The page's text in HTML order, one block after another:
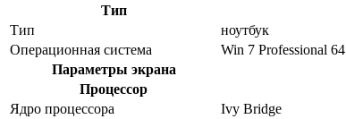
Тип
Тип
ноутбук
Операционная система
Win 7 Professional 64
Параметры экрана
Процессор
Ядро процессора
Ivy Bridge